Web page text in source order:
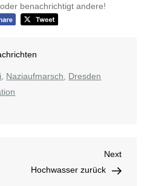
benachrichtigt andere!
, Naziaufmarsch, Dresden
Next
Post
Next
Hochwasser zurück